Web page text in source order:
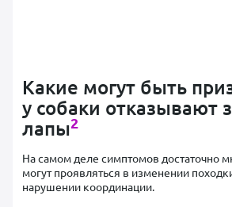
Какие могут быть
у собаки отказывают
лапы2
На самом деле симптомов достаточно
могут проявляться в изменении
нарушении координации.